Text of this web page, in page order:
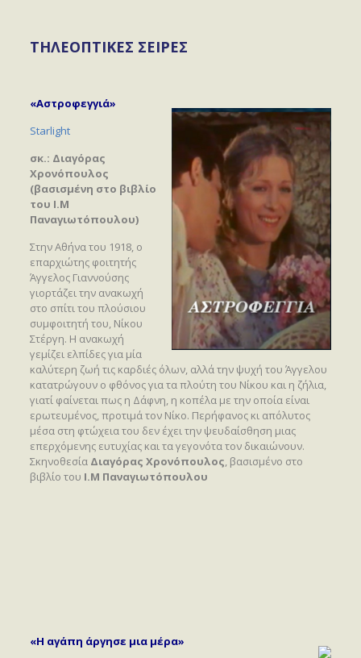
ΤΗΛΕΟΠΤΙΚΕΣ ΣΕΙΡΕΣ
«Αστροφεγγιά»
Starlight
σκ.: Διαγόρας
Χρονόπουλος
(βασισμένη στο βιβλίο
του Ι.Μ
Παναγιωτόπουλου)
Στην Αθήνα του 1918, ο
επαρχιώτης φοιτητής
Άγγελος Γιαννούσης
γιορτάζει την ανακωχή
στο σπίτι του πλούσιου
συμφοιτητή του, Νίκου
Στέργη. Η ανακωχή
γεμίζει ελπίδες για μία
καλύτερη ζωή τις καρδιές όλων, αλλά την ψυχή του Άγγελου
κατατρώγουν ο φθόνος για τα πλούτη του Νίκου και η ζήλια,
γιατί φαίνεται πως η Δάφνη, η κοπέλα με την οποία είναι
ερωτευμένος, προτιμά τον Νίκο. Περήφανος κι απόλυτος
μέσα στη φτώχεια του δεν έχει την ψευδαίσθηση μιας
επερχόμενης ευτυχίας και τα γεγονότα τον δικαιώνουν.
Σκηνοθεσία Διαγόρας Χρονόπουλος, βασισμένο στο
βιβλίο του Ι.Μ Παναγιωτόπουλου
«Η αγάπη άργησε μια μέρα»